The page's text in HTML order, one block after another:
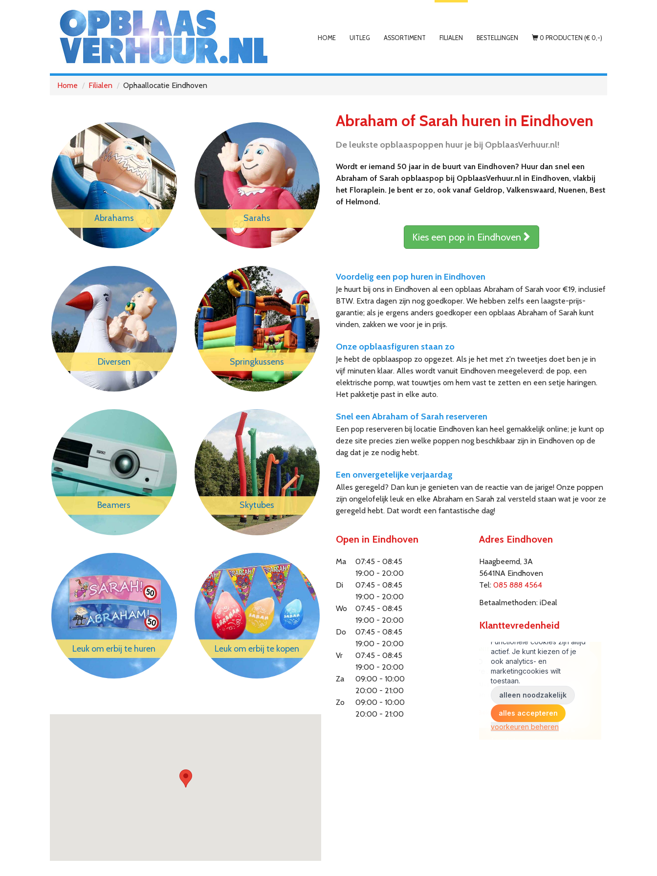
HOME UITLEG ASSORTIMENT FILIALEN BESTELLINGEN 0 PRODUCTEN (€ 0,-)
Home Filialen Ophaallocatie Eindhoven
Abrahams Sarahs
Diversen Springkussens
Beamers Skytubes
Leuk om erbij te huren Leuk om erbij te kopen
Abraham of Sarah huren in Eindhoven
De leukste opblaaspoppen huur je bij OpblaasVerhuur.nl!
Wordt er iemand 50 jaar in de buurt van Eindhoven? Huur dan snel een
Abraham of Sarah opblaaspop bij OpblaasVerhuur.nl in Eindhoven, vlakbij
het Floraplein. Je bent er zo, ook vanaf Geldrop, Valkenswaard, Nuenen, Best
of Helmond.
Kies een pop in Eindhoven
Voordelig een pop huren in Eindhoven
Je huurt bij ons in Eindhoven al een opblaas Abraham of Sarah voor €19, inclusief
BTW. Extra dagen zijn nog goedkoper. We hebben zelfs een laagste-prijs-
garantie; als je ergens anders goedkoper een opblaas Abraham of Sarah kunt
vinden, zakken we voor je in prijs.
Onze opblaasfiguren staan zo
Je hebt de opblaaspop zo opgezet. Als je het met z'n tweetjes doet ben je in
vijf minuten klaar. Alles wordt vanuit Eindhoven meegeleverd: de pop, een
elektrische pomp, wat touwtjes om hem vast te zetten en een setje haringen.
Het pakketje past in elke auto.
Snel een Abraham of Sarah reserveren
Een pop reserveren bij locatie Eindhoven kan heel gemakkelijk online; je kunt op
deze site precies zien welke poppen nog beschikbaar zijn in Eindhoven op de
dag dat je ze nodig hebt.
Een onvergetelijke verjaardag
Alles geregeld? Dan kun je genieten van de reactie van de jarige! Onze poppen
zijn ongelofelijk leuk en elke Abraham en Sarah zal versteld staan wat je voor ze
geregeld hebt. Dat wordt een fantastische dag!
Open in Eindhoven
Ma
07:45 - 08:45
19:00 - 20:00
Di
07:45 - 08:45
19:00 - 20:00
Wo
07:45 - 08:45
19:00 - 20:00
Do
07:45 - 08:45
19:00 - 20:00
Vr
07:45 - 08:45
19:00 - 20:00
Za
09:00 - 10:00
20:00 - 21:00
Zo
09:00 - 10:00
20:00 - 21:00
Adres Eindhoven
Haagbeemd, 3A
5641NA Eindhoven
Tel: 085 888 4564
Betaalmethoden: iDeal
Klanttevredenheid